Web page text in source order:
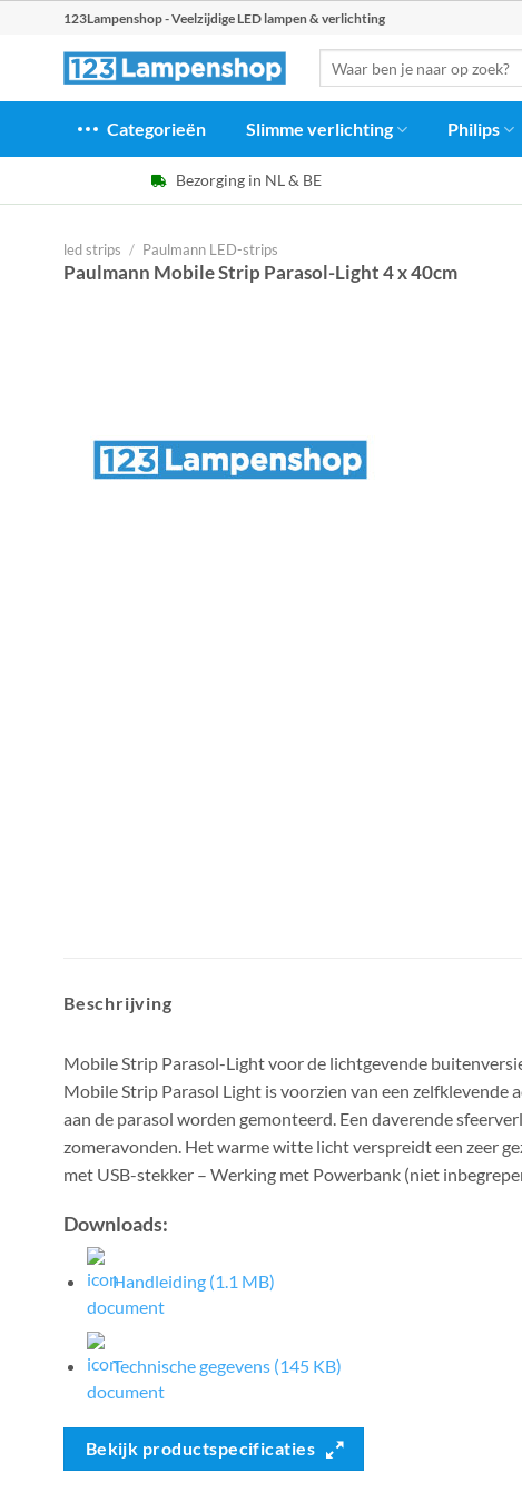
123Lampenshop - Veelzijdige LED lampen & verlichting
naar:
Categorieën Slimme verlichting Philips
Bezorging in NL & BE
led strips / Paulmann LED-strips
Paulmann Mobile Strip Parasol-Light 4 x 40cm
Beschrijving
Mobile Strip Parasol-Light voor de lichtgevende
Mobile Strip Parasol Light is voorzien van een zelfklevende
aan de parasol worden gemonteerd. Een daverende
zomeravonden. Het warme witte licht verspreidt een zeer
met USB-stekker – Werking met Powerbank (niet
Downloads:
Handleiding (1.1 MB)
Technische gegevens (145 KB)
Bekijk productspecificaties